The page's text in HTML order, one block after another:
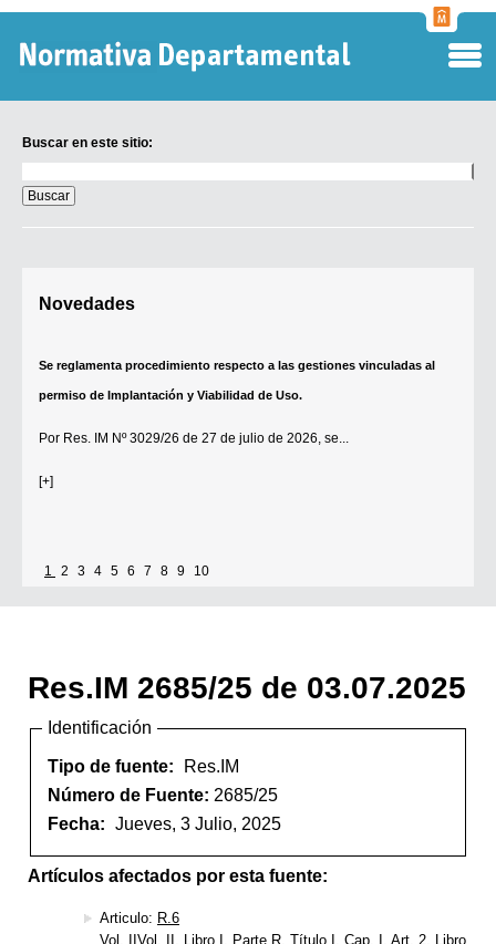
Buscar en este sitio:
en
este
sitio:
Novedades
Se reglamenta procedimiento respecto a las gestiones vinculadas al
permiso de Implantación y Viabilidad de Uso.
Por Res. IM Nº 3029/26 de 27 de julio de 2026, se...
[+]
1 2 3 4 5 6 7 8 9 10
Res.IM 2685/25 de 03.07.2025
Identificación
Tipo de fuente:
Res.IM
Número de Fuente: 2685/25
Fecha: Jueves, 3 Julio, 2025
Artículos afectados por esta fuente:
Articulo: R.6
Vol. IIVol. II, Libro I, Parte R, Título I, Cap. I, Art. 2, Libro